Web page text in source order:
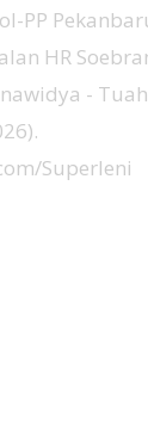
PP
HR
-
Superleni